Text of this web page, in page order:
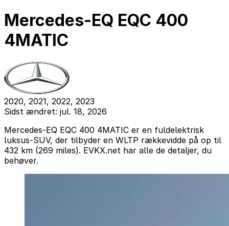
Mercedes-EQ EQC 400
4MATIC
2020, 2021, 2022, 2023
Sidst ændret: jul. 18, 2026
Mercedes-EQ EQC 400 4MATIC er en fuldelektrisk
luksus-SUV, der tilbyder en WLTP rækkevidde på op til
432 km (269 miles). EVKX.net har alle de detaljer, du
behøver.